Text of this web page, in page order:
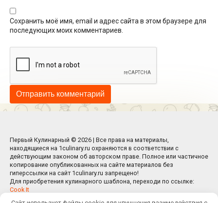
Сохранить моё имя, email и адрес сайта в этом браузере для
последующих моих комментариев.
Первый Кулинарный © 2026 | Все права на материалы,
находящиеся на 1culinary.ru охраняются в соответствии с
действующим законом об авторском праве. Полное или частичное
копирование опубликованных на сайте материалов без
гиперссылки на сайт 1culinary.ru запрещено!
Для приобретения кулинарного шаблона, переходи по ссылке:
Cook It